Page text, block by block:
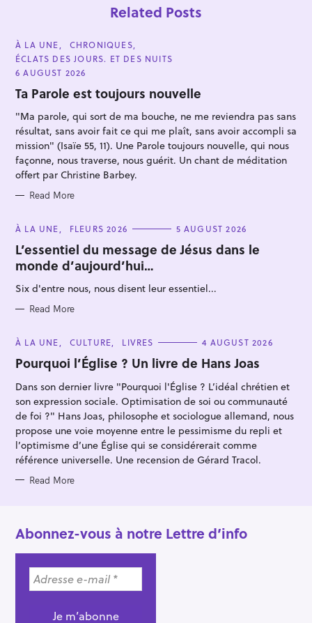
Related Posts
C
A
T
E
G
O
R
E
À LA UNE
CHRONIQUES
ÉCLATS DES JOURS. ET DES NUITS
6 AUGUST 2026
Ta Parole est toujours nouvelle
"Ma parole, qui sort de ma bouche, ne me reviendra pas sans
résultat, sans avoir fait ce qui me plaît, sans avoir accompli sa
mission" (Isaïe 55, 11). Une Parole toujours nouvelle, qui nous
façonne, nous traverse, nous guérit. Un chant de méditation
offert par Christine Barbey.
Read More
C
T
E
G
O
R
I
S
À LA UNE FLEURS 2026 5 AUGUST 2026
L’essentiel du message de Jésus dans le
monde d’aujourd’hui…
Six d'entre nous, nous disent leur essentiel...
Read More
C
T
E
O
I
E
S
À LA UNE CULTURE LIVRES 4 AUGUST 2026
Pourquoi l’Église ? Un livre de Hans Joas
Dans son dernier livre "Pourquoi l'Église ? L’idéal chrétien et
son expression sociale. Optimisation de soi ou communauté
de foi ?" Hans Joas, philosophe et sociologue allemand, nous
propose une voie moyenne entre le pessimisme du repli et
l’optimisme d’une Église qui se considérerait comme
référence universelle. Une recension de Gérard Tracol.
Read More
Abonnez-vous à notre Lettre d’info